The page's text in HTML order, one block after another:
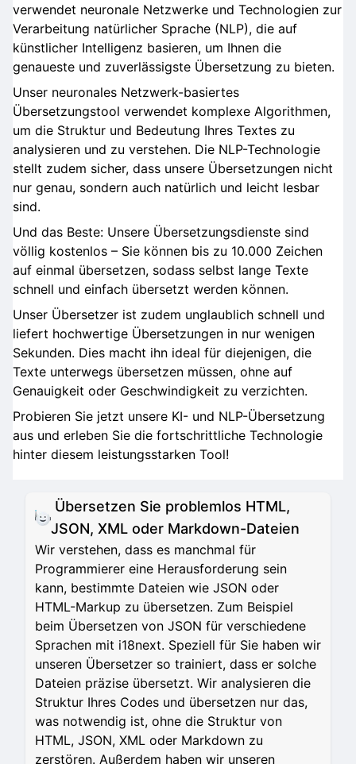
verwendet neuronale Netzwerke und Technologien zur
Verarbeitung natürlicher Sprache (NLP), die auf
künstlicher Intelligenz basieren, um Ihnen die
genaueste und zuverlässigste Übersetzung zu bieten.
Unser neuronales Netzwerk-basiertes
Übersetzungstool verwendet komplexe Algorithmen,
um die Struktur und Bedeutung Ihres Textes zu
analysieren und zu verstehen. Die NLP-Technologie
stellt zudem sicher, dass unsere Übersetzungen nicht
nur genau, sondern auch natürlich und leicht lesbar
sind.
Und das Beste: Unsere Übersetzungsdienste sind
völlig kostenlos – Sie können bis zu 10.000 Zeichen
auf einmal übersetzen, sodass selbst lange Texte
schnell und einfach übersetzt werden können.
Unser Übersetzer ist zudem unglaublich schnell und
liefert hochwertige Übersetzungen in nur wenigen
Sekunden. Dies macht ihn ideal für diejenigen, die
Texte unterwegs übersetzen müssen, ohne auf
Genauigkeit oder Geschwindigkeit zu verzichten.
Probieren Sie jetzt unsere KI- und NLP-Übersetzung
aus und erleben Sie die fortschrittliche Technologie
hinter diesem leistungsstarken Tool!
Übersetzen Sie problemlos HTML,
JSON, XML oder Markdown-Dateien
Wir verstehen, dass es manchmal für
Programmierer eine Herausforderung sein
kann, bestimmte Dateien wie JSON oder
HTML-Markup zu übersetzen. Zum Beispiel
beim Übersetzen von JSON für verschiedene
Sprachen mit i18next. Speziell für Sie haben wir
unseren Übersetzer so trainiert, dass er solche
Dateien präzise übersetzt. Wir analysieren die
Struktur Ihres Codes und übersetzen nur das,
was notwendig ist, ohne die Struktur von
HTML, JSON, XML oder Markdown zu
zerstören. Außerdem haben wir unseren